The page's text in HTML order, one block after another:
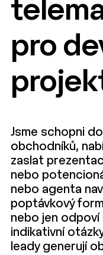
pro
Jsme schopni
obchodníků,
zaslat
nebo
nebo agenta
poptávkový
nebo jen
indikativní
leady generují